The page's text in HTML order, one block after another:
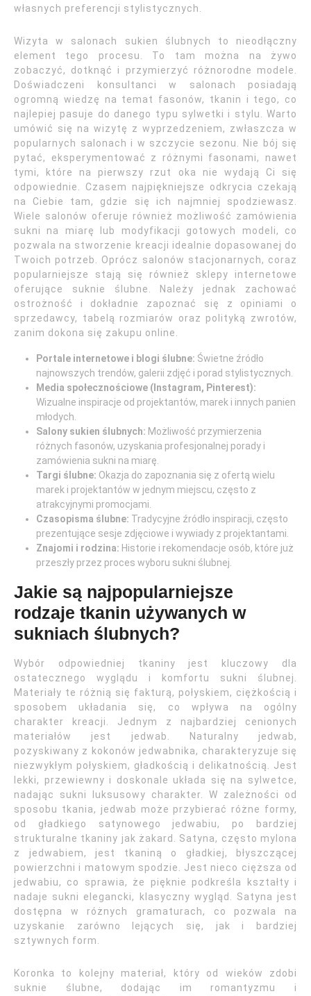
własnych preferencji stylistycznych.
Wizyta w salonach sukien ślubnych to nieodłączny
element tego procesu. To tam można na żywo
zobaczyć, dotknąć i przymierzyć różnorodne modele.
Doświadczeni konsultanci w salonach posiadają
ogromną wiedzę na temat fasonów, tkanin i tego, co
najlepiej pasuje do danego typu sylwetki i stylu. Warto
umówić się na wizytę z wyprzedzeniem, zwłaszcza w
popularnych salonach i w szczycie sezonu. Nie bój się
pytać, eksperymentować z różnymi fasonami, nawet
tymi, które na pierwszy rzut oka nie wydają Ci się
odpowiednie. Czasem najpiękniejsze odkrycia czekają
na Ciebie tam, gdzie się ich najmniej spodziewasz.
Wiele salonów oferuje również możliwość zamówienia
sukni na miarę lub modyfikacji gotowych modeli, co
pozwala na stworzenie kreacji idealnie dopasowanej do
Twoich potrzeb. Oprócz salonów stacjonarnych, coraz
popularniejsze stają się również sklepy internetowe
oferujące suknie ślubne. Należy jednak zachować
ostrożność i dokładnie zapoznać się z opiniami o
sprzedawcy, tabelą rozmiarów oraz polityką zwrotów,
zanim dokona się zakupu online.
Portale internetowe i blogi ślubne: Świetne źródło
najnowszych trendów, galerii zdjęć i porad stylistycznych.
Media społecznościowe (Instagram, Pinterest):
Wizualne inspiracje od projektantów, marek i innych panien
młodych.
Salony sukien ślubnych: Możliwość przymierzenia
różnych fasonów, uzyskania profesjonalnej porady i
zamówienia sukni na miarę.
Targi ślubne: Okazja do zapoznania się z ofertą wielu
marek i projektantów w jednym miejscu, często z
atrakcyjnymi promocjami.
Czasopisma ślubne: Tradycyjne źródło inspiracji, często
prezentujące sesje zdjęciowe i wywiady z projektantami.
Znajomi i rodzina: Historie i rekomendacje osób, które już
przeszły przez proces wyboru sukni ślubnej.
Jakie są najpopularniejsze
rodzaje tkanin używanych w
sukniach ślubnych?
Wybór odpowiedniej tkaniny jest kluczowy dla
ostatecznego wyglądu i komfortu sukni ślubnej.
Materiały te różnią się fakturą, połyskiem, ciężkością i
sposobem układania się, co wpływa na ogólny
charakter kreacji. Jednym z najbardziej cenionych
materiałów jest jedwab. Naturalny jedwab,
pozyskiwany z kokonów jedwabnika, charakteryzuje się
niezwykłym połyskiem, gładkością i delikatnością. Jest
lekki, przewiewny i doskonale układa się na sylwetce,
nadając sukni luksusowy charakter. W zależności od
sposobu tkania, jedwab może przybierać różne formy,
od gładkiego satynowego jedwabiu, po bardziej
strukturalne tkaniny jak żakard. Satyna, często mylona
z jedwabiem, jest tkaniną o gładkiej, błyszczącej
powierzchni i matowym spodzie. Jest nieco cięższa od
jedwabiu, co sprawia, że pięknie podkreśla kształty i
nadaje sukni elegancki, klasyczny wygląd. Satyna jest
dostępna w różnych gramaturach, co pozwala na
uzyskanie zarówno lejących się, jak i bardziej
sztywnych form.
Koronka to kolejny materiał, który od wieków zdobi
suknie ślubne, dodając im romantyzmu i